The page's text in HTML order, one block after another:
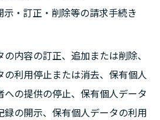
・訂正・削除等の請求手続き
内容の訂正、追加または削除、
の利用停止または消去、保有個人
への提供の停止、保有個人データ
録の開示、保有個人データの利用